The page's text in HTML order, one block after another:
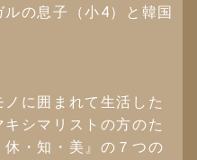
の息子（小4）と韓国
に囲まれて生活した
シマリストの方のた
・知・美』の７つの